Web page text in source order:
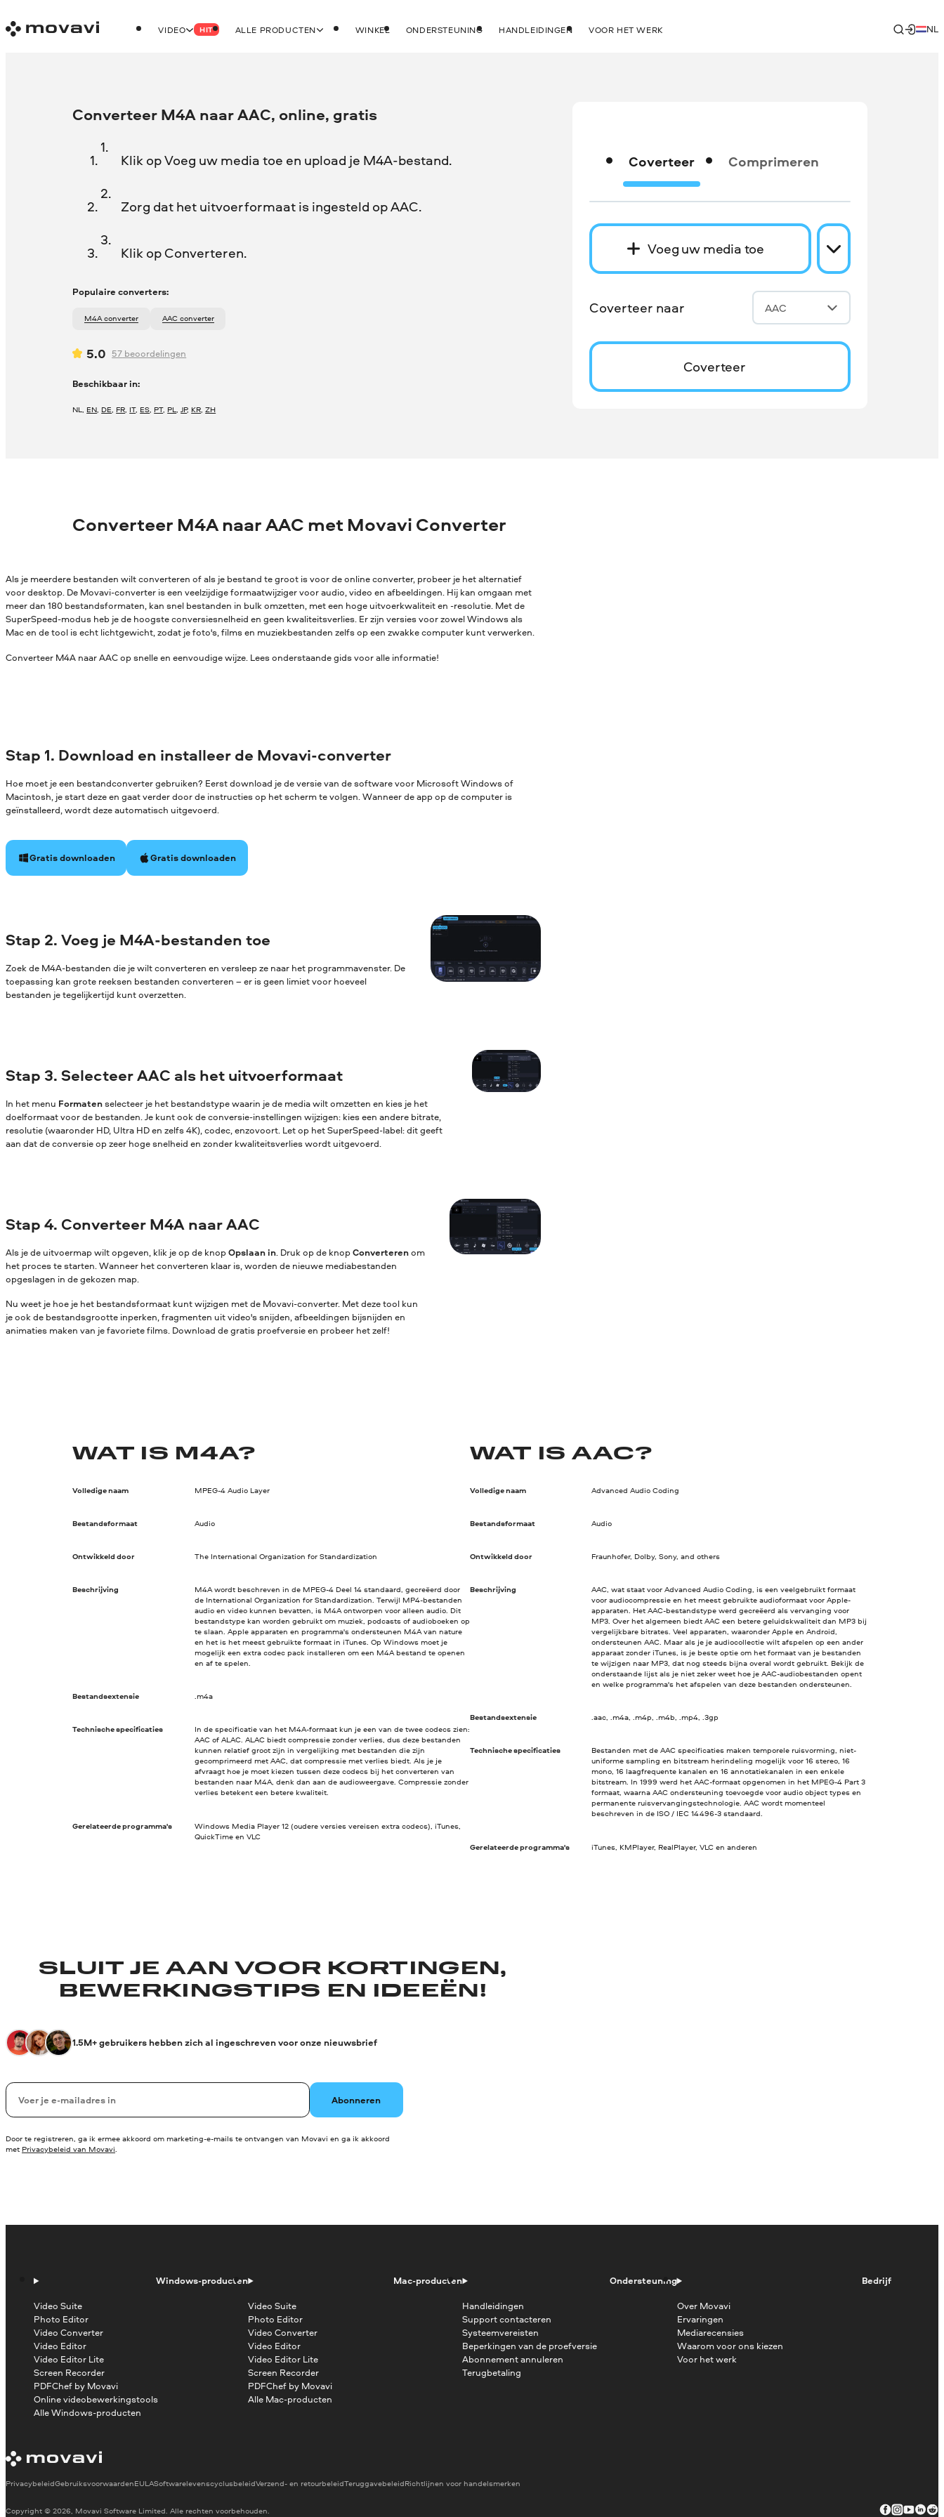
VIDEO HIT ALLE PRODUCTEN WINKEL ONDERSTEUNING HANDLEIDINGEN VOOR HET WERK NL
Converteer M4A naar AAC, online, gratis
Klik op Voeg uw media toe en upload je M4A-bestand.
Zorg dat het uitvoerformaat is ingesteld op AAC.
Klik op Converteren.
Populaire converters:
M4A converter AAC converter
5.0 57 beoordelingen
Beschikbaar in:
NL, EN, DE, FR, IT, ES, PT, PL,JP, KR,ZH
Coverteer Comprimeren
Voeg uw media toe
Coverteer naar AAC
Coverteer
Converteer M4A naar AAC met Movavi Converter
Als je meerdere bestanden wilt converteren of als je bestand te groot is voor de online converter, probeer je het alternatief
voor desktop. De Movavi-converter is een veelzijdige formaatwijziger voor audio, video en afbeeldingen. Hij kan omgaan met
meer dan 180 bestandsformaten, kan snel bestanden in bulk omzetten, met een hoge uitvoerkwaliteit en -resolutie. Met de
SuperSpeed-modus heb je de hoogste conversiesnelheid en geen kwaliteitsverlies. Er zijn versies voor zowel Windows als
Mac en de tool is echt lichtgewicht, zodat je foto's, films en muziekbestanden zelfs op een zwakke computer kunt verwerken.
Converteer M4A naar AAC op snelle en eenvoudige wijze. Lees onderstaande gids voor alle informatie!
Stap 1. Download en installeer de Movavi-converter
Hoe moet je een bestandconverter gebruiken? Eerst download je de versie van de software voor Microsoft Windows of
Macintosh, je start deze en gaat verder door de instructies op het scherm te volgen. Wanneer de app op de computer is
geïnstalleerd, wordt deze automatisch uitgevoerd.
Gratis downloaden Gratis downloaden
Stap 2. Voeg je M4A-bestanden toe
Zoek de M4A-bestanden die je wilt converteren en versleep ze naar het programmavenster. De
toepassing kan grote reeksen bestanden converteren – er is geen limiet voor hoeveel
bestanden je tegelijkertijd kunt overzetten.
Stap 3. Selecteer AAC als het uitvoerformaat
In het menu Formatenselecteer je het bestandstype waarin je de media wilt omzetten en kies je het
doelformaat voor de bestanden. Je kunt ook de conversie-instellingen wijzigen: kies een andere bitrate,
resolutie (waaronder HD, Ultra HD en zelfs 4K), codec, enzovoort. Let op het SuperSpeed-label: dit geeft
aan dat de conversie op zeer hoge snelheid en zonder kwaliteitsverlies wordt uitgevoerd.
Stap 4. Converteer M4A naar AAC
Als je de uitvoermap wilt opgeven, klik je op de knopOpslaan in. Druk op de knopConverterenom
het proces te starten. Wanneer het converteren klaar is, worden de nieuwe mediabestanden
opgeslagen in de gekozen map.
Nu weet je hoe je het bestandsformaat kunt wijzigen met de Movavi-converter. Met deze tool kun
je ook de bestandsgrootte inperken, fragmenten uit video's snijden, afbeeldingen bijsnijden en
animaties maken van je favoriete films. Download de gratis proefversie en probeer het zelf!
WAT IS M4A?
Volledige naam MPEG-4 Audio Layer
Bestandsformaat Audio
Ontwikkeld door The International Organization for Standardization
Beschrijving
M4A wordt beschreven in de MPEG-4 Deel 14 standaard, gecreëerd door
de International Organization for Standardization. Terwijl MP4-bestanden
audio en video kunnen bevatten, is M4A ontworpen voor alleen audio. Dit
bestandstype kan worden gebruikt om muziek, podcasts of audioboeken op
te slaan. Apple apparaten en programma's ondersteunen M4A van nature
en het is het meest gebruikte formaat in iTunes. Op Windows moet je
mogelijk een extra codec pack installeren om een M4A bestand te openen
en af te spelen.
Bestandsextensie .m4a
Technische specificaties
In de specificatie van het M4A-formaat kun je een van de twee codecs zien:
AAC of ALAC. ALAC biedt compressie zonder verlies, dus deze bestanden
kunnen relatief groot zijn in vergelijking met bestanden die zijn
gecomprimeerd met AAC, dat compressie met verlies biedt. Als je je
afvraagt hoe je moet kiezen tussen deze codecs bij het converteren van
bestanden naar M4A, denk dan aan de audioweergave. Compressie zonder
verlies betekent een betere kwaliteit.
Gerelateerde programma's
Windows Media Player 12 (oudere versies vereisen extra codecs), iTunes,
QuickTime en VLC
WAT IS AAC?
Volledige naam Advanced Audio Coding
Bestandsformaat Audio
Ontwikkeld door Fraunhofer, Dolby, Sony, and others
Beschrijving
AAC, wat staat voor Advanced Audio Coding, is een veelgebruikt formaat
voor audiocompressie en het meest gebruikte audioformaat voor Apple-
apparaten. Het AAC-bestandstype werd gecreëerd als vervanging voor
MP3. Over het algemeen biedt AAC een betere geluidskwaliteit dan MP3 bij
vergelijkbare bitrates. Veel apparaten, waaronder Apple en Android,
ondersteunen AAC. Maar als je je audiocollectie wilt afspelen op een ander
apparaat zonder iTunes, is je beste optie om het formaat van je bestanden
te wijzigen naar MP3, dat nog steeds bijna overal wordt gebruikt. Bekijk de
onderstaande lijst als je niet zeker weet hoe je AAC-audiobestanden opent
en welke programma's het afspelen van deze bestanden ondersteunen.
Bestandsextensie .aac, .m4a, .m4p, .m4b, .mp4, .3gp
Technische specificaties
Bestanden met de AAC specificaties maken temporele ruisvorming, niet-
uniforme sampling en bitstream herindeling mogelijk voor 16 stereo, 16
mono, 16 laagfrequente kanalen en 16 annotatiekanalen in een enkele
bitstream. In 1999 werd het AAC-formaat opgenomen in het MPEG-4 Part 3
formaat, waarna AAC ondersteuning toevoegde voor audio object types en
permanente ruisvervangingstechnologie. AAC wordt momenteel
beschreven in de ISO / IEC 14496-3 standaard.
Gerelateerde programma's iTunes, KMPlayer, RealPlayer, VLC en anderen
SLUIT JE AAN VOOR KORTINGEN,
BEWERKINGSTIPS EN IDEEËN!
1.5M+ gebruikers hebben zich al ingeschreven voor onze nieuwsbrief
Uw e-mail Abonneren
Door te registreren, ga ik ermee akkoord om marketing-e-mails te ontvangen van Movavi en ga ik akkoord
met Privacybeleid van Movavi
Windows-producten
Video Suite
Photo Editor
Video Converter
Video Editor
Video Editor Lite
Screen Recorder
PDFChef by Movavi
Online videobewerkingstools
Alle Windows-producten
Mac-producten
Video Suite
Photo Editor
Video Converter
Video Editor
Video Editor Lite
Screen Recorder
PDFChef by Movavi
Alle Mac-producten
Ondersteuning
Handleidingen
Support contacteren
Systeemvereisten
Beperkingen van de proefversie
Abonnement annuleren
Terugbetaling
Bedrijf
Over Movavi
Ervaringen
Mediarecensies
Waarom voor ons kiezen
Voor het werk
Copyright © 2026, Movavi Software Limited. Alle rechten voorbehouden.
PrivacybeleidGebruiksvoorwaardenEULASoftwarelevenscyclusbeleidVerzend- en retourbeleidTeruggavebeleidRichtlijnen voor handelsmerken